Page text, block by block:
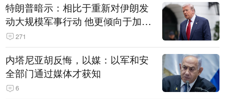
特朗普暗示：相比于重新对伊朗发
动大规模军事行动 他更倾向于加大
经济施压
271
内塔尼亚胡反悔，以媒：以军和安
全部门通过媒体才获知
6